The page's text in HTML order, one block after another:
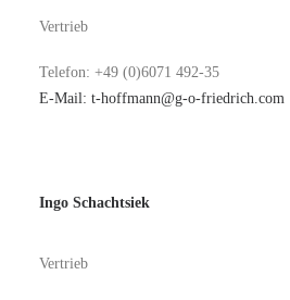
Vertrieb
Telefon: +49 (0)6071 492-35
E-Mail: t-hoffmann@g-o-friedrich.com
Ingo Schachtsiek
Vertrieb